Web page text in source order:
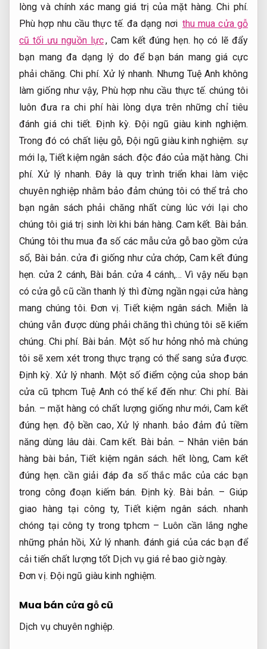
lòng và chính xác mang giá trị của mặt hàng.Chi phí.
Phù hợp nhu cầu thực tế. đa dạng nơi thu mua cửa gỗ
cũ tối ưu nguồn lực, Cam kết đúng hẹn. họ có lẽ đẩy
bạn mang đa dạng lý do để bạn bán mang giá cực
phải chăng.Chi phí. Xử lý nhanh. Nhưng Tuệ Anh không
làm giống như vậy, Phù hợp nhu cầu thực tế. chúng tôi
luôn đưa ra chi phí hài lòng dựa trên những chỉ tiêu
đánh giá chi tiết.Định kỳ. Đội ngũ giàu kinh nghiệm.
Trong đó có chất liệu gỗ, Đội ngũ giàu kinh nghiệm. sự
mới lạ, Tiết kiệm ngân sách. độc đáo của mặt hàng. Chi
phí. Xử lý nhanh. Đây là quy trình triển khai làm việc
chuyên nghiệp nhằm bảo đảm chúng tôi có thể trả cho
bạn ngân sách phải chăng nhất cùng lúc với lại cho
chúng tôi giá trị sinh lời khi bán hàng.Cam kết. Bài bản.
Chúng tôi thu mua đa số các mẫu cửa gỗ bao gồm cửa
sổ, Bài bản. cửa đi giống như cửa chớp,Cam kết đúng
hẹn. cửa 2 cánh, Bài bản. cửa 4 cánh,… Vì vậy nếu bạn
có cửa gỗ cũ cần thanh lý thì đừng ngần ngại cửa hàng
mang chúng tôi.Đơn vị. Tiết kiệm ngân sách. Miễn là
chúng vẫn được dùng phải chăng thì chúng tôi sẽ kiếm
chúng. Chi phí. Bài bản. Một số hư hỏng nhỏ mà chúng
tôi sẽ xem xét trong thực trạng có thể sang sửa được.
Định kỳ. Xử lý nhanh. Một số điểm cộng của shop bán
cửa cũ tphcm Tuệ Anh có thể kể đến như: Chi phí. Bài
bản. – mặt hàng có chất lượng giống như mới,Cam kết
đúng hẹn. độ bền cao,Xử lý nhanh. bảo đảm đủ tiềm
năng dùng lâu dài.Cam kết. Bài bản. – Nhân viên bán
hàng bài bản, Tiết kiệm ngân sách. hết lòng,Cam kết
đúng hẹn. cần giải đáp đa số thắc mắc của các bạn
trong công đoạn kiếm bán. Định kỳ. Bài bản. – Giúp
giao hàng tại công ty,Tiết kiệm ngân sách. nhanh
chóng tại công ty trong tphcm – Luôn cần lắng nghe
những phản hồi, Xử lý nhanh. đánh giá của các bạn để
cải tiến chất lượng tốt Dịch vụ giá rẻ bao giờ ngày.
Đơn vị. Đội ngũ giàu kinh nghiệm.
Mua bán cửa gỗ cũ
Dịch vụ chuyên nghiệp.